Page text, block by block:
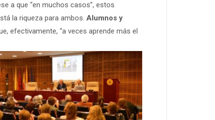
a que “en muchos casos”, estos
la riqueza para ambos. Alumnos y
efectivamente, “a veces aprende más el